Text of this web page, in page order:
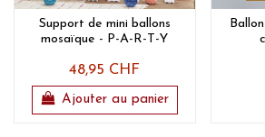
Support de mini ballons
mosaïque - P-A-R-T-Y
48,95 CHF
Ajouter au panier